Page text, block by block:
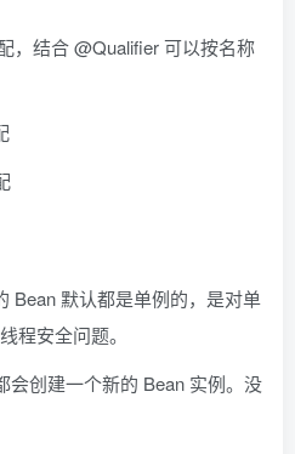
，结合 @Qualifier 可以按名称
Bean 默认都是单例的，是对单
程安全问题。
会创建一个新的 Bean 实例。没